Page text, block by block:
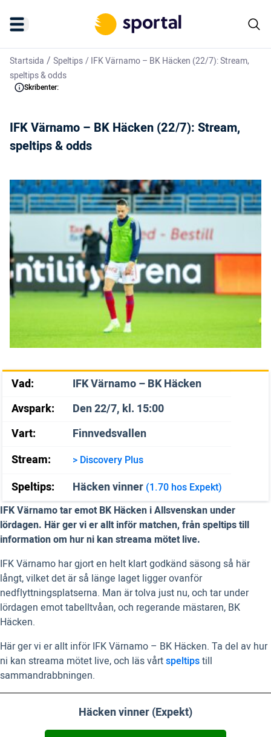
Startsida / Speltips/IFK Värnamo – BK Häcken (22/7): Stream,
speltips & odds
Skribenter:
IFK Värnamo – BK Häcken (22/7): Stream,
speltips & odds
Vad:
IFK Värnamo – BK Häcken
Avspark:
Den 22/7, kl. 15:00
Vart:
Finnvedsvallen
Stream:
> Discovery Plus
Speltips: Häcken vinner (1.70 hos Expekt)
IFK Värnamo tar emot BK Häcken i Allsvenskan under
lördagen. Här ger vi er allt inför matchen, från speltips till
information om hur ni kan streama mötet live.
IFK Värnamo har gjort en helt klart godkänd säsong så här
långt, vilket det är så länge laget ligger ovanför
nedflyttningsplatserna. Man är tolva just nu, och tar under
lördagen emot tabelltvåan, och regerande mästaren, BK
Häcken.
Här ger vi er allt inför IFK Värnamo – BK Häcken. Ta del av hur
ni kan streama mötet live, och läs vårtspeltipstill
sammandrabbningen.
Häcken vinner (Expekt)